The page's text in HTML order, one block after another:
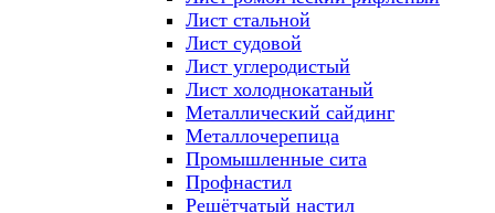
Лист стальной
Лист судовой
Лист углеродистый
Лист холоднокатаный
Металлический сайдинг
Металлочерепица
Промышленные сита
Профнастил
Решётчатый настил